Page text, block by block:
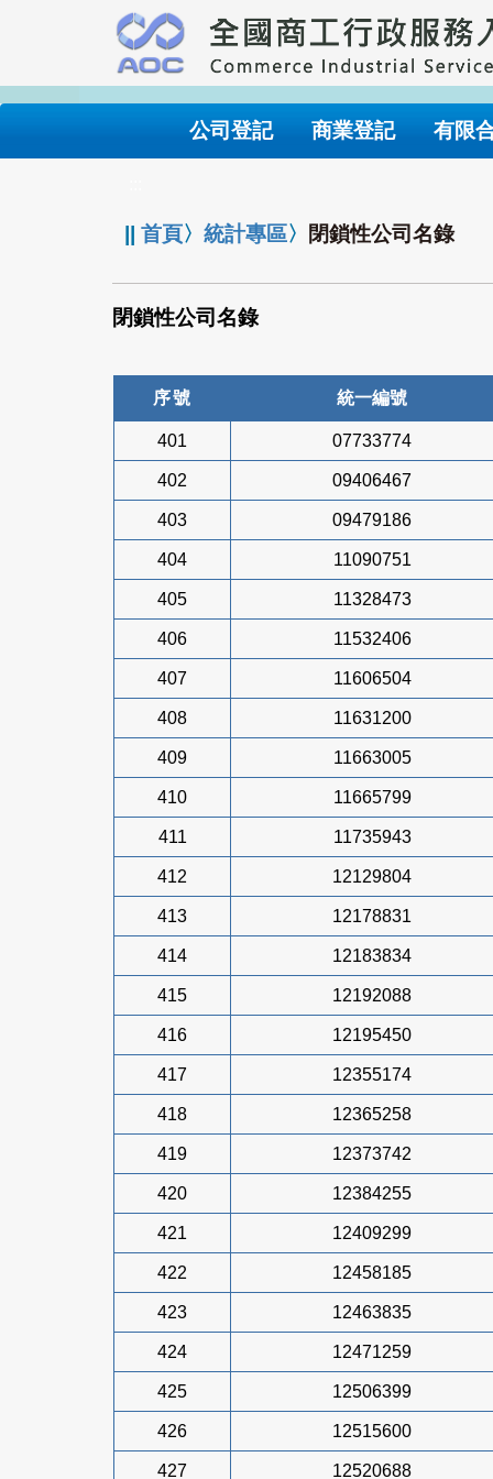
要
內
公司登記 商業登記 有限
||首頁〉統計專區〉 閉鎖性公司名錄
閉鎖性公司名錄
序號 統一編號
401 07733774
402 09406467
403 09479186
404 11090751
405 11328473
406 11532406
407 11606504
408 11631200
409 11663005
410 11665799
411 11735943
412 12129804
413 12178831
414 12183834
415 12192088
416 12195450
417 12355174
418 12365258
419 12373742
420 12384255
421 12409299
422 12458185
423 12463835
424 12471259
425 12506399
426 12515600
427 12520688